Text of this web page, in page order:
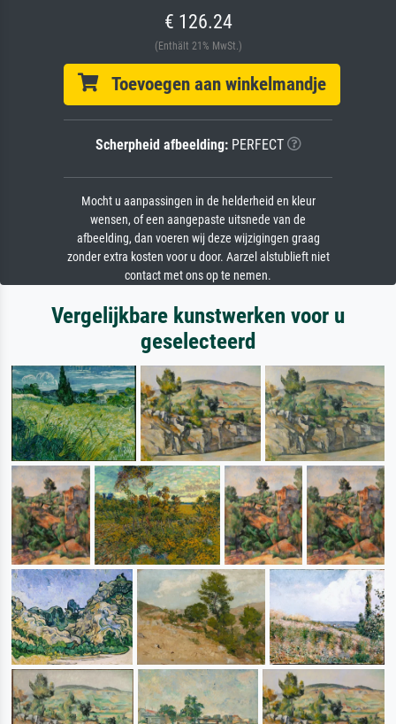
€ 126.24
(Enthält 21% MwSt.)
Toevoegen aan winkelmandje
Scherpheid afbeelding:PERFECT
Mocht u aanpassingen in de helderheid en kleur
wensen, of een aangepaste uitsnede van de
afbeelding, dan voeren wij deze wijzigingen graag
zonder extra kosten voor u door. Aarzel alstublieft niet
contact met ons op te nemen.
Vergelijkbare kunstwerken voor u
geselecteerd